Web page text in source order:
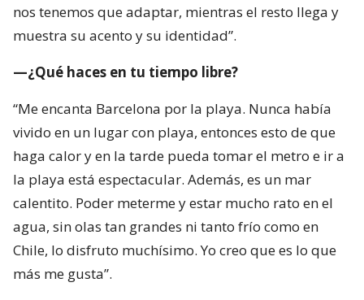
nos tenemos que adaptar, mientras el resto llega y
muestra su acento y su identidad”.
—¿Qué haces en tu tiempo libre?
“Me encanta Barcelona por la playa. Nunca había
vivido en un lugar con playa, entonces esto de que
haga calor y en la tarde pueda tomar el metro e ir a
la playa está espectacular. Además, es un mar
calentito. Poder meterme y estar mucho rato en el
agua, sin olas tan grandes ni tanto frío como en
Chile, lo disfruto muchísimo. Yo creo que es lo que
más me gusta”.